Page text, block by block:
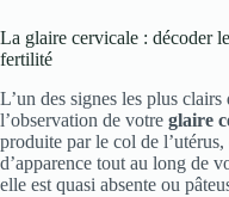
La glaire cervicale : décoder
fertilité
L’un des signes les plus
l’observation de votre glaire
produite par le col de
d’apparence tout au long de
elle est quasi absente ou